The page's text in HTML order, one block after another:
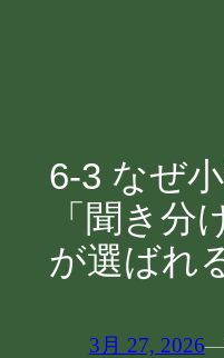
6-3 なぜ
「聞き分
が選ばれ
3月 27, 2026